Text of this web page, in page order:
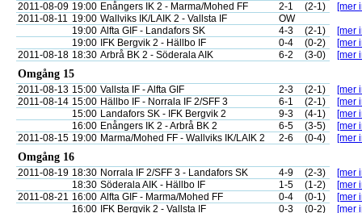
2011-08-09 19:00 Enångers IK 2 - Marma/Mohed FF 2-1 (2-1)
[mer
2011-08-11 19:00 Wallviks IK/LAIK 2 - Vallsta IF
OW
19:00 Alfta GIF - Landafors SK 4-3 (2-1)
[mer
19:00
IFK Bergvik 2 - Hällbo IF 0-4 (0-2)
[mer
2011-08-18 18:30 Arbrå BK 2 - Söderala AIK 6-2 (3-0) [mer
Omgång 15
2011-08-13 15:00 Vallsta IF - Alfta GIF 2-3 (2-1)
[mer
2011-08-14 15:00 Hällbo IF - Norrala IF 2/SFF 3 6-1 (2-1)
[mer
15:00 Landafors SK - IFK Bergvik 2 9-3 (4-1)
[mer
16:00 Enångers IK 2 - Arbrå BK 2 6-5 (3-5)
[mer
2011-08-15 19:00 Marma/Mohed FF - Wallviks IK/LAIK 2 2-6 (0-4) [mer
Omgång 16
2011-08-19 18:30 Norrala IF 2/SFF 3 - Landafors SK 4-9 (2-3)
[mer
18:30 Söderala AIK - Hällbo IF 1-5 (1-2)
[mer
2011-08-21 16:00 Alfta GIF - Marma/Mohed FF 0-4 (0-1)
[mer
16:00
IFK Bergvik 2 - Vallsta IF 0-3 (0-2)
[mer